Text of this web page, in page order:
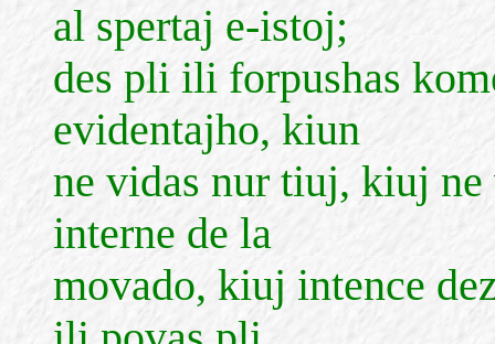
al spertaj e-istoj;
des pli ili forpushas
evidentajho, kiun
ne vidas nur tiuj, kiuj
interne de la
movado, kiuj intence